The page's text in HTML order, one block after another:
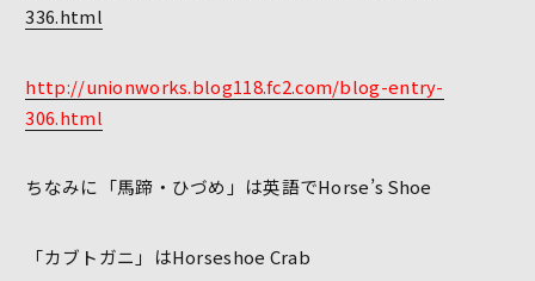
336.html
http://unionworks.blog118.fc2.com/blog-entry-
306.html
ちなみに「馬蹄・ひづめ」は英語でHorse’s Shoe
「カブトガニ」はHorseshoe Crab